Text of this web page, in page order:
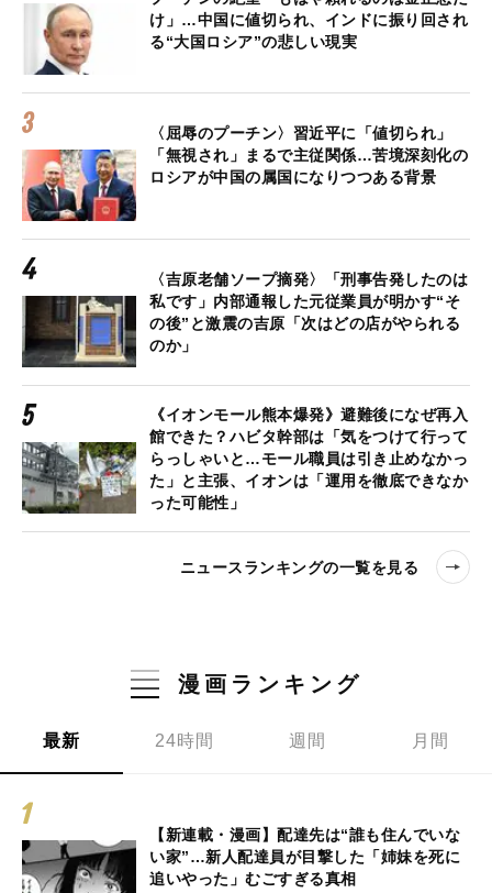
け」…中国に値切られ、インドに振り回され
る“大国ロシア”の悲しい現実
〈屈辱のプーチン〉習近平に「値切られ」
「無視され」まるで主従関係…苦境深刻化の
ロシアが中国の属国になりつつある背景
〈吉原老舗ソープ摘発〉「刑事告発したのは
私です」内部通報した元従業員が明かす“そ
の後”と激震の吉原「次はどの店がやられる
のか」
《イオンモール熊本爆発》避難後になぜ再入
館できた？ハビタ幹部は「気をつけて行って
らっしゃいと…モール職員は引き止めなかっ
た」と主張、イオンは「運用を徹底できなか
った可能性」
ニュースランキングの一覧を見る
漫画ランキング
最新 24時間 週間 月間
【新連載・漫画】配達先は“誰も住んでいな
い家”…新人配達員が目撃した「姉妹を死に
追いやった」むごすぎる真相